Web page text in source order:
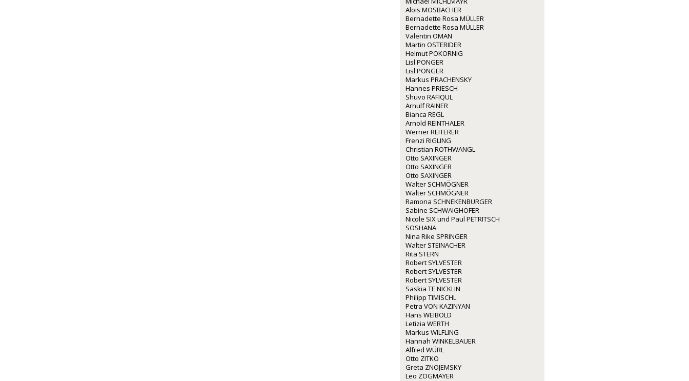
Alois MOSBACHER
Bernadette Rosa MÜLLER
Bernadette Rosa MÜLLER
Valentin OMAN
Martin OSTERIDER
Helmut POKORNIG
Lisl PONGER
Lisl PONGER
Markus PRACHENSKY
Hannes PRIESCH
Shuvo RAFIQUL
Arnulf RAINER
Bianca REGL
Arnold REINTHALER
Werner REITERER
Frenzi RIGLING
Christian ROTHWANGL
Otto SAXINGER
Otto SAXINGER
Otto SAXINGER
Walter SCHMÖGNER
Walter SCHMÖGNER
Ramona SCHNEKENBURGER
Sabine SCHWAIGHOFER
Nicole SIX und Paul PETRITSCH
SOSHANA
Nina Rike SPRINGER
Walter STEINACHER
Rita STERN
Robert SYLVESTER
Robert SYLVESTER
Robert SYLVESTER
Saskia TE NICKLIN
Philipp TIMISCHL
Petra VON KAZINYAN
Hans WEIBOLD
Letizia WERTH
Markus WILFLING
Hannah WINKELBAUER
Alfred WÜRL
Otto ZITKO
Greta ZNOJEMSKY
Leo ZOGMAYER